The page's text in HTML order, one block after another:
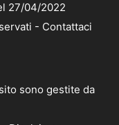
27/04/2022
- Contattaci
sono gestite da